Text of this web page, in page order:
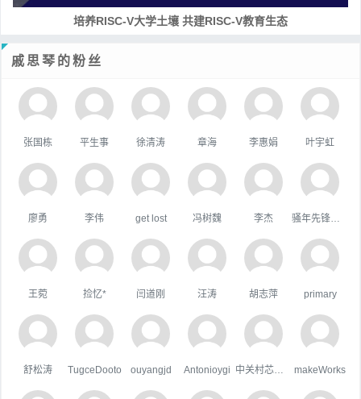
培养RISC-V大学土壤 共建RISC-V教育生态
戚思琴的粉丝
张国栋 平生事 徐清涛 章海 李惠娟 叶宇虹
廖勇 李伟 get lost 冯树魏 李杰
王菀 捡忆* 闫道刚 汪涛 胡志萍 primary
舒松涛 TugceDooto ouyangjd Antonioygi makeWorks